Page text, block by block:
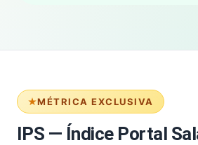
MÉTRICA EXCLUSIVA
IPS — Índice Portal